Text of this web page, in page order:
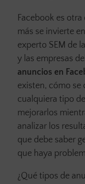
Facebook es otra
más se invierte
experto SEM de
y las empresas
anuncios en
existen, cómo se
cualquiera tipo
mejorarlos
analizar los
que debe saber
que haya
¿Qué tipos de